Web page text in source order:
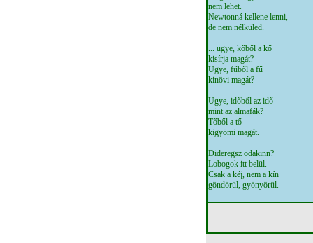
nem lehet.
Newtonná kellene lenni,
de nem nélküled.
... ugye, kőből a kő
kisírja magát?
Ugye, fűből a fű
kinövi magát?
Ugye, időből az idő
mint az almafák?
Tőből a tő
kigyömi magát.
Dideregsz odakinn?
Lobogok itt belül.
Csak a kéj, nem a kín
göndörül, gyönyörül.